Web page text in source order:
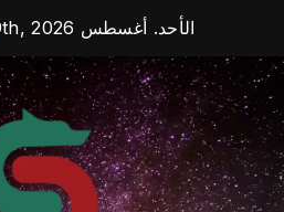
content
الأحد. أغسطس 9th, 2026